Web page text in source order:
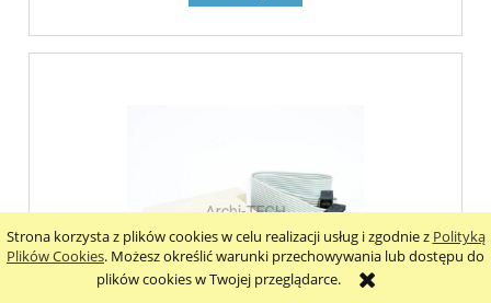
Strona korzysta z plików cookies w celu realizacji usług i zgodnie z Polityką
Plików Cookies. Możesz określić warunki przechowywania lub dostępu do
plików cookies w Twojej przeglądarce.